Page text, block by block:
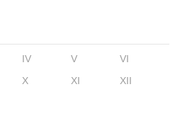
IV V
VI
X XI XII